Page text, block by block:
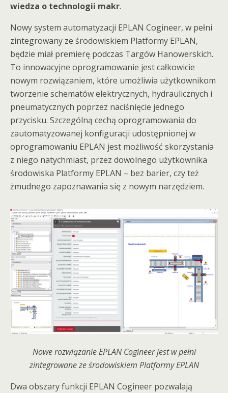
wiedza o technologii makr.
Nowy system automatyzacji EPLAN Cogineer, w pełni
zintegrowany ze środowiskiem Platformy EPLAN,
będzie miał premierę podczas Targów Hanowerskich.
To innowacyjne oprogramowanie jest całkowicie
nowym rozwiązaniem, które umożliwia użytkownikom
tworzenie schematów elektrycznych, hydraulicznych i
pneumatycznych poprzez naciśnięcie jednego
przycisku. Szczególną cechą oprogramowania do
zautomatyzowanej konfiguracji udostępnionej w
oprogramowaniu EPLAN jest możliwość skorzystania
z niego natychmiast, przez dowolnego użytkownika
środowiska Platformy EPLAN – bez barier, czy też
żmudnego zapoznawania się z nowym narzędziem.
Nowe rozwiązanie EPLAN Cogineer jest w pełni
zintegrowane ze środowiskiem Platformy EPLAN
Dwa obszary funkcji EPLAN Cogineer pozwalają